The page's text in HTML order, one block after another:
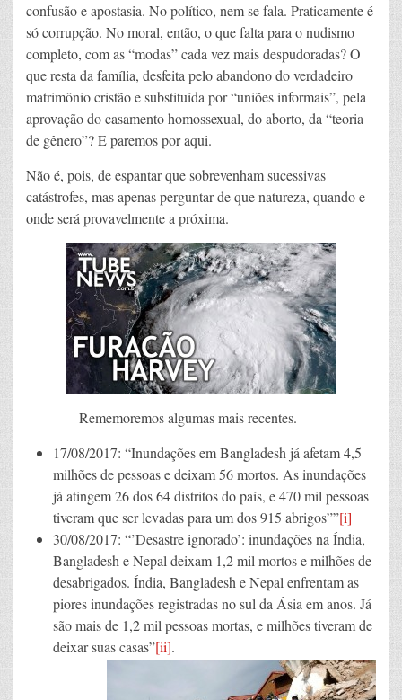
confusão e apostasia. No político, nem se fala. Praticamente é
só corrupção. No moral, então, o que falta para o nudismo
completo, com as “modas” cada vez mais despudoradas? O
que resta da família, desfeita pelo abandono do verdadeiro
matrimônio cristão e substituída por “uniões informais”, pela
aprovação do casamento homossexual, do aborto, da “teoria
de gênero”? E paremos por aqui.
Não é, pois, de espantar que sobrevenham sucessivas
catástrofes, mas apenas perguntar de que natureza, quando e
onde será provavelmente a próxima.
Rememoremos algumas mais recentes.
17/08/2017: “Inundações em Bangladesh já afetam 4,5
milhões de pessoas e deixam 56 mortos. As inundações
já atingem 26 dos 64 distritos do país, e 470 mil pessoas
tiveram que ser levadas para um dos 915 abrigos””[i]
30/08/2017: “’Desastre ignorado’: inundações na Índia,
Bangladesh e Nepal deixam 1,2 mil mortos e milhões de
desabrigados. Índia, Bangladesh e Nepal enfrentam as
piores inundações registradas no sul da Ásia em anos. Já
são mais de 1,2 mil pessoas mortas, e milhões tiveram de
deixar suas casas”[ii].